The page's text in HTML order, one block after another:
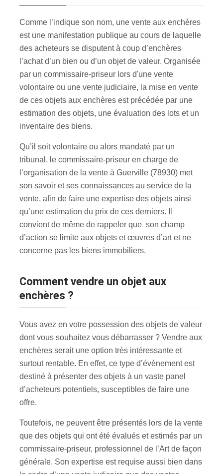
Comme l’indique son nom, une vente aux enchères
est une manifestation publique au cours de laquelle
des acheteurs se disputent à coup d’enchères
l’achat d’un bien ou d’un objet de valeur. Organisée
par un commissaire-priseur lors d'une vente
volontaire ou une vente judiciaire, la mise en vente
de ces objets aux enchères est précédée par une
estimation des objets, une évaluation des lots et un
inventaire des biens.
Qu’il soit volontaire ou alors mandaté par un
tribunal, le commissaire-priseur en charge de
l’organisation de la vente à Guerville (78930) met
son savoir et ses connaissances au service de la
vente, afin de faire une expertise des objets ainsi
qu’une estimation du prix de ces derniers. Il
convient de même de rappeler que son champ
d’action se limite aux objets et œuvres d’art et ne
concerne pas les biens immobiliers.
Comment vendre un objet aux
enchères ?
Vous avez en votre possession des objets de valeur
dont vous souhaitez vous débarrasser ? Vendre aux
enchères serait une option très intéressante et
surtout rentable. En effet, ce type d’évènement est
destiné à présenter des objets à un vaste panel
d’acheteurs potentiels, susceptibles de faire une
offre.
Toutefois, ne peuvent être présentés lors de la vente
que des objets qui ont été évalués et estimés par un
commissaire-priseur, professionnel de l’Art de façon
générale. Son expertise est requise aussi bien dans